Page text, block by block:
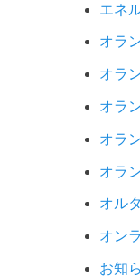
エネ
オラ
オラ
オラ
オラ
オラ
オル
オン
お知